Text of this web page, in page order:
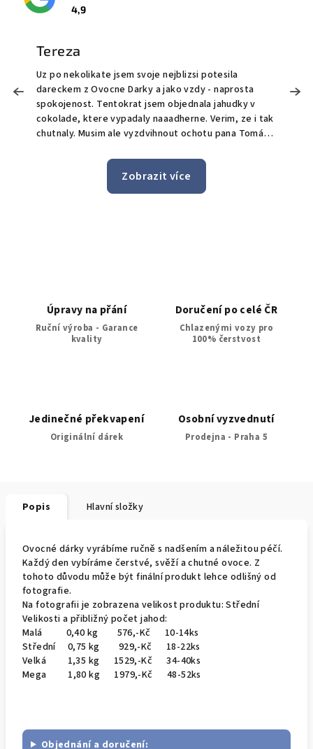
4,9
Tereza
Uz po nekolikate jsem svoje nejblizsi potesila
dareckem z Ovocne Darky a jako vzdy - naprosta
spokojenost. Tentokrat jsem objednala jahudky v
cokolade, ktere vypadaly naaadherne. Verim, ze i tak
chutnaly. Musim ale vyzdvihnout ochotu pana Tomáše
i po uplynuti bezne doby pro objednavky, ktere maji
brzy urcite spolu udelame nekomu dalsimu radost.
Zobrazit více
Úpravy na přání
Ruční výroba - Garance
kvality
Doručení po celé ČR
Chlazenými vozy pro
100% čerstvost
Jedinečné překvapení
Originální dárek
Osobní vyzvednutí
Prodejna - Praha 5
Popis Hlavní složky
Ovocné dárky vyrábíme ručně s nadšením a náležitou péčí.
Každý den vybíráme čerstvé, svěží a chutné ovoce. Z
tohoto důvodu může být finální produkt lehce odlišný od
fotografie.
Na fotografii je zobrazena velikost produktu: Střední
Velikosti a přibližný počet jahod:
Malá 0,40 kg 576,-Kč 10-14ks
Střední 0,75 kg 929,-Kč 18-22ks
Velká 1,35 kg 1529,-Kč 34-40ks
Mega 1,80 kg 1979,-Kč 48-52ks
Objednání a doručení: